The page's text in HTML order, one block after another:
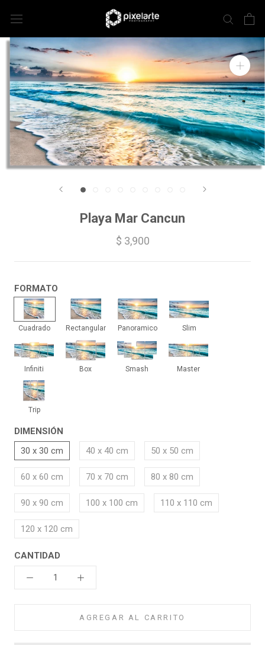
Playa Mar Cancun
$ 3,900
FORMATO
Cuadrado
Cuadrado
Rectangular
Rectangular
Panoramico
Panoramico
Slim
Slim
Infiniti
Infiniti
Box
Box
Smash
Smash
Master
Master
Trip
Trip
DIMENSIÓN
30 x 30 cm
40 x 40 cm 50 x 50 cm
60 x 60 cm 70 x 70 cm 80 x 80 cm
90 x 90 cm 100 x 100 cm 110 x 110 cm
120 x 120 cm
CANTIDAD
AGREGAR AL CARRITO